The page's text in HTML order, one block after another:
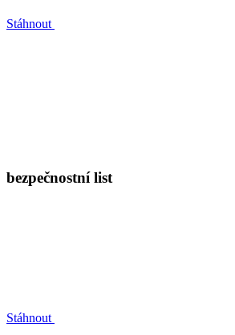
Stáhnout
bezpečnostní list
Stáhnout